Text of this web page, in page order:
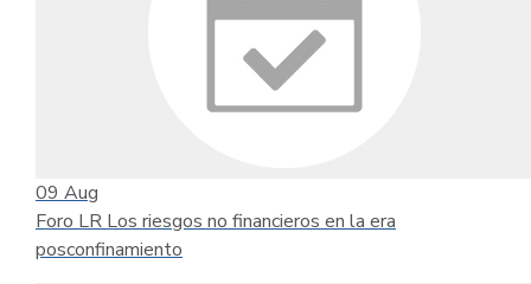
09 Aug
Foro LR Los riesgos no financieros en la era
posconfinamiento